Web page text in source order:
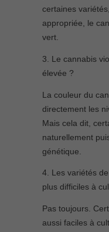
certaines
appropriée, le
vert.
3. Le cannabis
élevée ?
La couleur du
directement les
Mais cela dit,
naturellement
génétique.
4. Les variétés
plus difficiles à
Pas toujours.
aussi faciles à